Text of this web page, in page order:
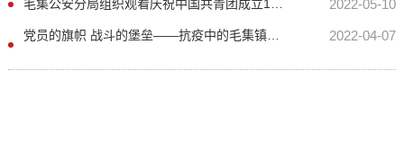
2022-05-10
党员的旗帜 战斗的堡垒——抗疫中的毛集镇明德小学党支部 2022-04-07